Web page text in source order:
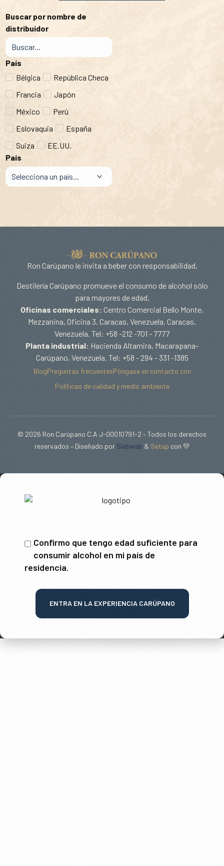
Buscar por nombre de
distribuidor
País
Bélgica
República Checa
Francia
Japón
México
Perú
Eslovaquia
España
Suiza
EE.UU.
País
Ron Carúpano le invita a beber con responsabilidad.
Destilería Carúpano promueve el consumo de alcohol sólo
para mayores de edad.
Oficinas comerciales: Centro Comercial Bello Monte,
Mezzanina, Oficina 3. Caracas, Venezuela. Caracas,
Venezuela. Tel: +58 -212 -701 - 7777
Planta industrial: Hacienda Altamira, Macarapana-
Carúpano, Venezuela. Tel: +58 - 294 - 331 -1385
BlogPreguntas frecuentesPóngase en contacto con
Políticas de calidad y medio ambiente
© 2026 Ron Carúpano C.A J-00010791-2 – Todos los derechos
reservados – Diseñado por Siebweb & Setup con 💛
Confirmo que tengo edad suficiente para
consumir alcohol en mi país de
residencia.
ENTRA EN LA EXPERIENCIA CARÚPANO